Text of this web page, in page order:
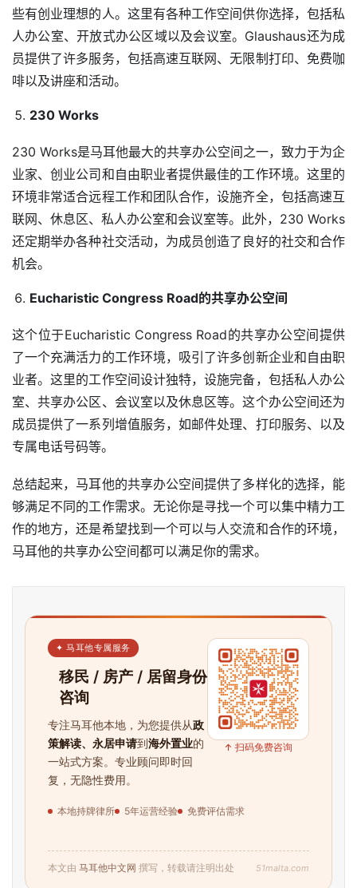
些有创业理想的人。这里有各种工作空间供你选择，包括私
人办公室、开放式办公区域以及会议室。Glaushaus还为成
员提供了许多服务，包括高速互联网、无限制打印、免费咖
啡以及讲座和活动。
230 Works
230 Works是马耳他最大的共享办公空间之一，致力于为企
业家、创业公司和自由职业者提供最佳的工作环境。这里的
环境非常适合远程工作和团队合作，设施齐全，包括高速互
联网、休息区、私人办公室和会议室等。此外，230 Works
还定期举办各种社交活动，为成员创造了良好的社交和合作
机会。
Eucharistic Congress Road的共享办公空间
这个位于Eucharistic Congress Road的共享办公空间提供
了一个充满活力的工作环境，吸引了许多创新企业和自由职
业者。这里的工作空间设计独特，设施完备，包括私人办公
室、共享办公区、会议室以及休息区等。这个办公空间还为
成员提供了一系列增值服务，如邮件处理、打印服务、以及
专属电话号码等。
总结起来，马耳他的共享办公空间提供了多样化的选择，能
够满足不同的工作需求。无论你是寻找一个可以集中精力工
作的地方，还是希望找到一个可以与人交流和合作的环境，
马耳他的共享办公空间都可以满足你的需求。
✦ 马耳他专属服务
移民 / 房产 / 居留身份
咨询
专注马耳他本地，为您提供从政
策解读、永居申请到海外置业的
一站式方案。专业顾问即时回
复，无隐性费用。
本地持牌律所 5年运营经验 免费评估需求
↑ 扫码免费咨询
本文由 马耳他中文网 撰写，转载请注明出处 51malta.com